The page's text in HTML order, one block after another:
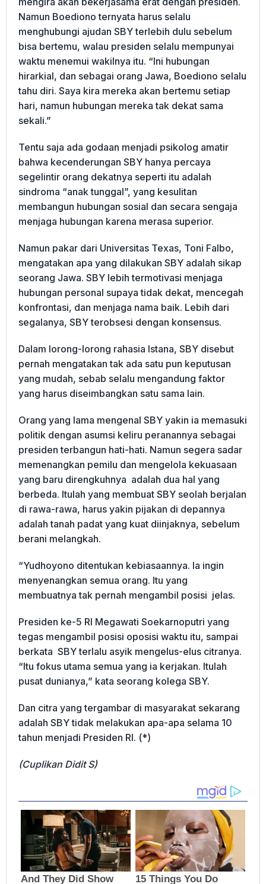
Namun Boediono ternyata harus selalu
menghubungi ajudan SBY terlebih dulu sebelum
bisa bertemu, walau presiden selalu mempunyai
waktu menemui wakilnya itu. “Ini hubungan
hirarkial, dan sebagai orang Jawa, Boediono selalu
tahu diri. Saya kira mereka akan bertemu setiap
hari, namun hubungan mereka tak dekat sama
sekali.”
Tentu saja ada godaan menjadi psikolog amatir
bahwa kecenderungan SBY hanya percaya
segelintir orang dekatnya seperti itu adalah
sindroma “anak tunggal”, yang kesulitan
membangun hubungan sosial dan secara sengaja
menjaga hubungan karena merasa superior.
Namun pakar dari Universitas Texas, Toni Falbo,
mengatakan apa yang dilakukan SBY adalah sikap
seorang Jawa. SBY lebih termotivasi menjaga
hubungan personal supaya tidak dekat, mencegah
konfrontasi, dan menjaga nama baik. Lebih dari
segalanya, SBY terobsesi dengan konsensus.
Dalam lorong-lorong rahasia Istana, SBY disebut
pernah mengatakan tak ada satu pun keputusan
yang mudah, sebab selalu mengandung faktor
yang harus diseimbangkan satu sama lain.
Orang yang lama mengenal SBY yakin ia memasuki
politik dengan asumsi keliru peranannya sebagai
presiden terbangun hati-hati. Namun segera sadar
memenangkan pemilu dan mengelola kekuasaan
yang baru direngkuhnya adalah dua hal yang
berbeda. Itulah yang membuat SBY seolah berjalan
di rawa-rawa, harus yakin pijakan di depannya
adalah tanah padat yang kuat diinjaknya, sebelum
berani melangkah.
“Yudhoyono ditentukan kebiasaannya. Ia ingin
menyenangkan semua orang. Itu yang
membuatnya tak pernah mengambil posisi jelas.
Presiden ke-5 RI Megawati Soekarnoputri yang
tegas mengambil posisi oposisi waktu itu, sampai
berkata SBY terlalu asyik mengelus-elus citranya.
“Itu fokus utama semua yang ia kerjakan. Itulah
pusat dunianya,” kata seorang kolega SBY.
Dan citra yang tergambar di masyarakat sekarang
adalah SBY tidak melakukan apa-apa selama 10
tahun menjadi Presiden RI. (*)
(Cuplikan Didit S)